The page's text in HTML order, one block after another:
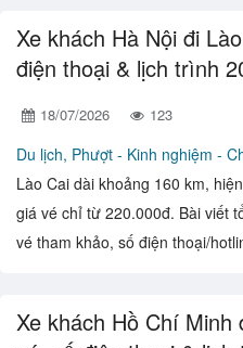
Xe khách Hà Nội đi
điện thoại & lịch trình
18/07/2026 123
Du lịch, Phượt - Kinh nghiệm -
Lào Cai dài khoảng 160 km,
giá vé chỉ từ 220.000đ. Bài viết
vé tham khảo, số điện thoại/
Xe khách Hồ Chí Minh